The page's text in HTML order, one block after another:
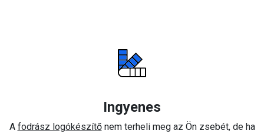
Ingyenes
A fodrász logókészítőnem terheli meg az Ön zsebét, de ha